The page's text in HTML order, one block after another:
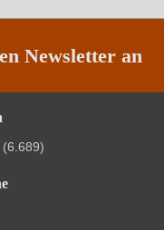
Newsletter an
(6.689)